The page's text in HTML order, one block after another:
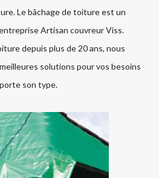
Le bâchage de toiture est un
Artisan couvreur Viss.
depuis plus de 20 ans, nous
solutions pour vos besoins
son type.